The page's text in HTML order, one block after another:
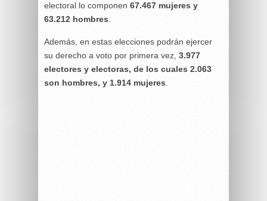
electoral lo componen 67.467 mujeres y
63.212 hombres
Además, en estas elecciones podrán ejercer
su derecho a voto por primera vez, 3.977
electores y electoras, de los cuales 2.063
son hombres, y 1.914 mujeres